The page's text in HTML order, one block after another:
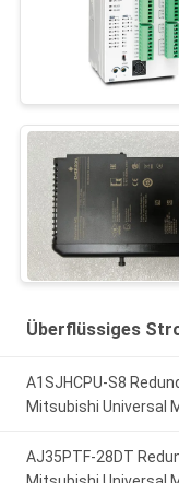
Überflüssiges
A1SJHCPU-S8
Mitsubishi Universal
AJ35PTF-28DT